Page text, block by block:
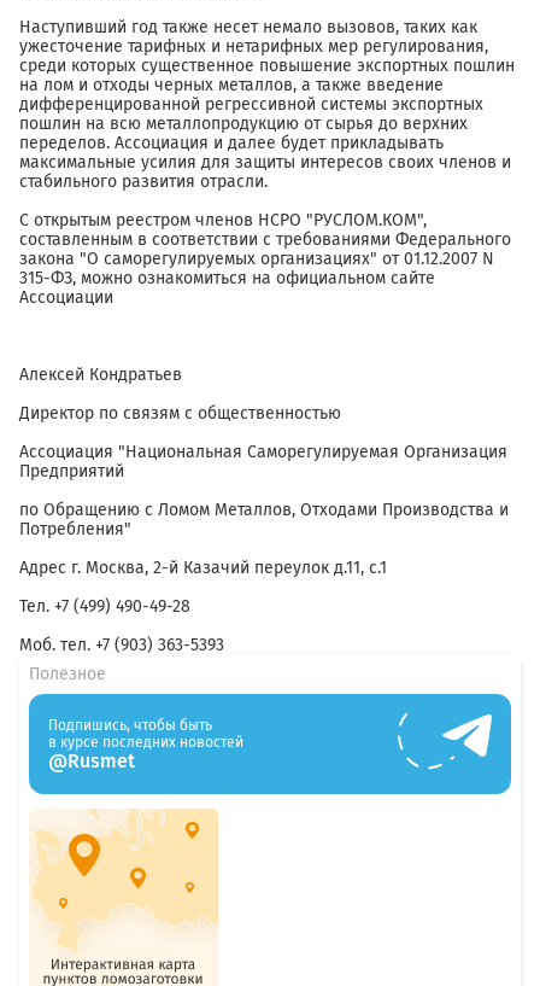
Наступивший год также несет немало вызовов, таких как
ужесточение тарифных и нетарифных мер регулирования,
среди которых существенное повышение экспортных пошлин
на лом и отходы черных металлов, а также введение
дифференцированной регрессивной системы экспортных
пошлин на всю металлопродукцию от сырья до верхних
переделов. Ассоциация и далее будет прикладывать
максимальные усилия для защиты интересов своих членов и
стабильного развития отрасли.
С открытым реестром членов НСРО "РУСЛОМ.КОМ",
составленным в соответствии с требованиями Федерального
закона "О саморегулируемых организациях" от 01.12.2007 N
315-ФЗ, можно ознакомиться на официальном сайте
Ассоциации
Алексей Кондратьев
Директор по связям с общественностью
Ассоциация "Национальная Саморегулируемая Организация
Предприятий
по Обращению с Ломом Металлов, Отходами Производства и
Потребления"
Адрес г. Москва, 2-й Казачий переулок д.11, с.1
Тел. +7 (499) 490-49-28
Моб. тел. +7 (903) 363-5393
Полезное
Подпишись, чтобы быть
в курсе последних новостей
@Rusmet